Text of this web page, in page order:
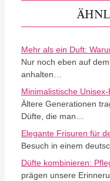
Mehr als ein Duft:
Nur noch eben auf
anhalten…
Minimalistische
Ältere Generationen
Düfte, die man…
Elegante Frisuren für
Besuch in einem
Düfte kombinieren:
prägen unsere